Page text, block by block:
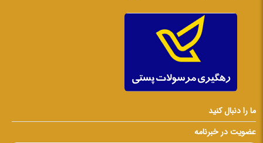
ما را دنبال کنید
عضویت در خبرنامه